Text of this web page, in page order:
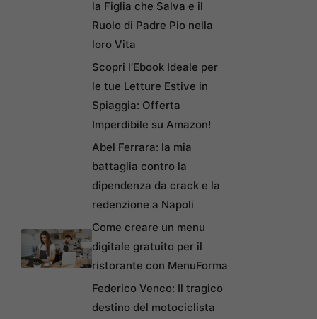
la Figlia che Salva e il
Ruolo di Padre Pio nella
loro Vita
Scopri l’Ebook Ideale per
le tue Letture Estive in
Spiaggia: Offerta
Imperdibile su Amazon!
Abel Ferrara: la mia
battaglia contro la
dipendenza da crack e la
redenzione a Napoli
Come creare un menu
digitale gratuito per il
ristorante con MenuForma
Federico Venco: Il tragico
destino del motociclista